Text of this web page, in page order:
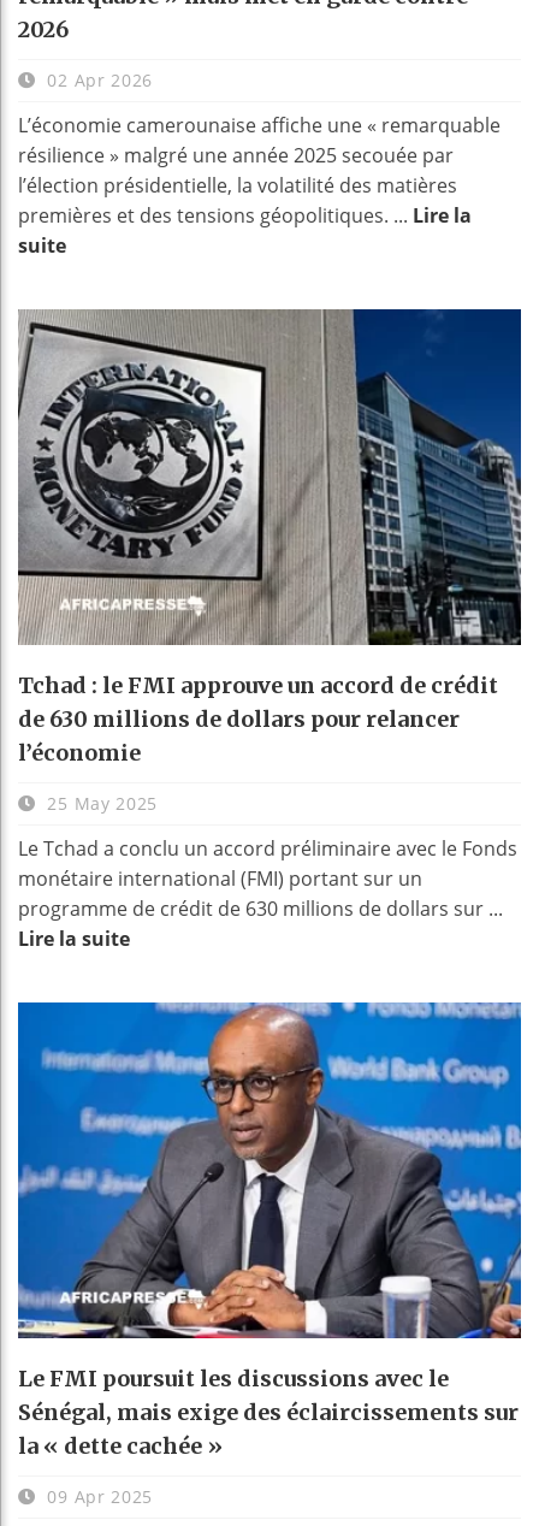
2026
02 Apr 2026
L’économie camerounaise affiche une « remarquable
résilience » malgré une année 2025 secouée par
l’élection présidentielle, la volatilité des matières
premières et des tensions géopolitiques. ... Lire la
suite
Tchad : le FMI approuve un accord de crédit
de 630 millions de dollars pour relancer
l’économie
25 May 2025
Le Tchad a conclu un accord préliminaire avec le Fonds
monétaire international (FMI) portant sur un
programme de crédit de 630 millions de dollars sur ...
Lire la suite
Le FMI poursuit les discussions avec le
Sénégal, mais exige des éclaircissements sur
la « dette cachée »
09 Apr 2025